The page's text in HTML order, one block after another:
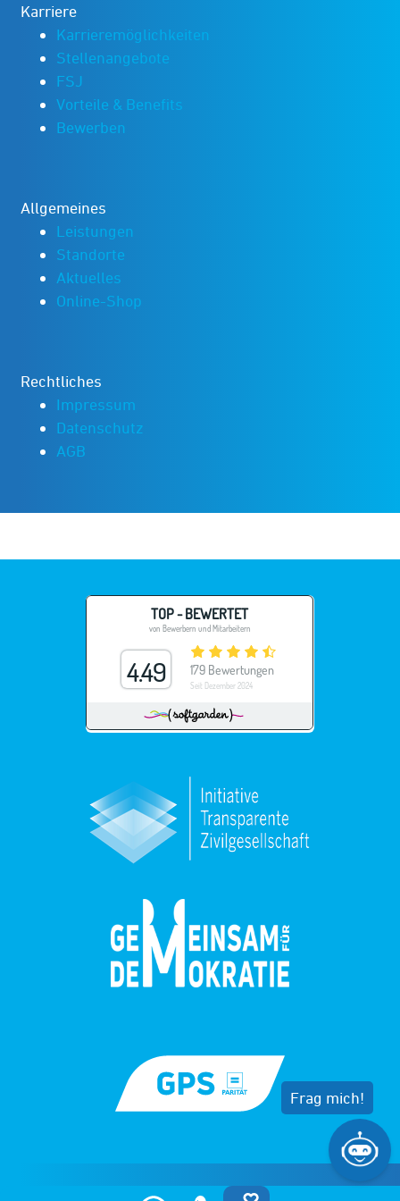
Karriere
Karrieremöglichkeiten
Stellenangebote
FSJ
Vorteile & Benefits
Bewerben
Allgemeines
Leistungen
Standorte
Aktuelles
Online-Shop
Rechtliches
Impressum
Datenschutz
AGB